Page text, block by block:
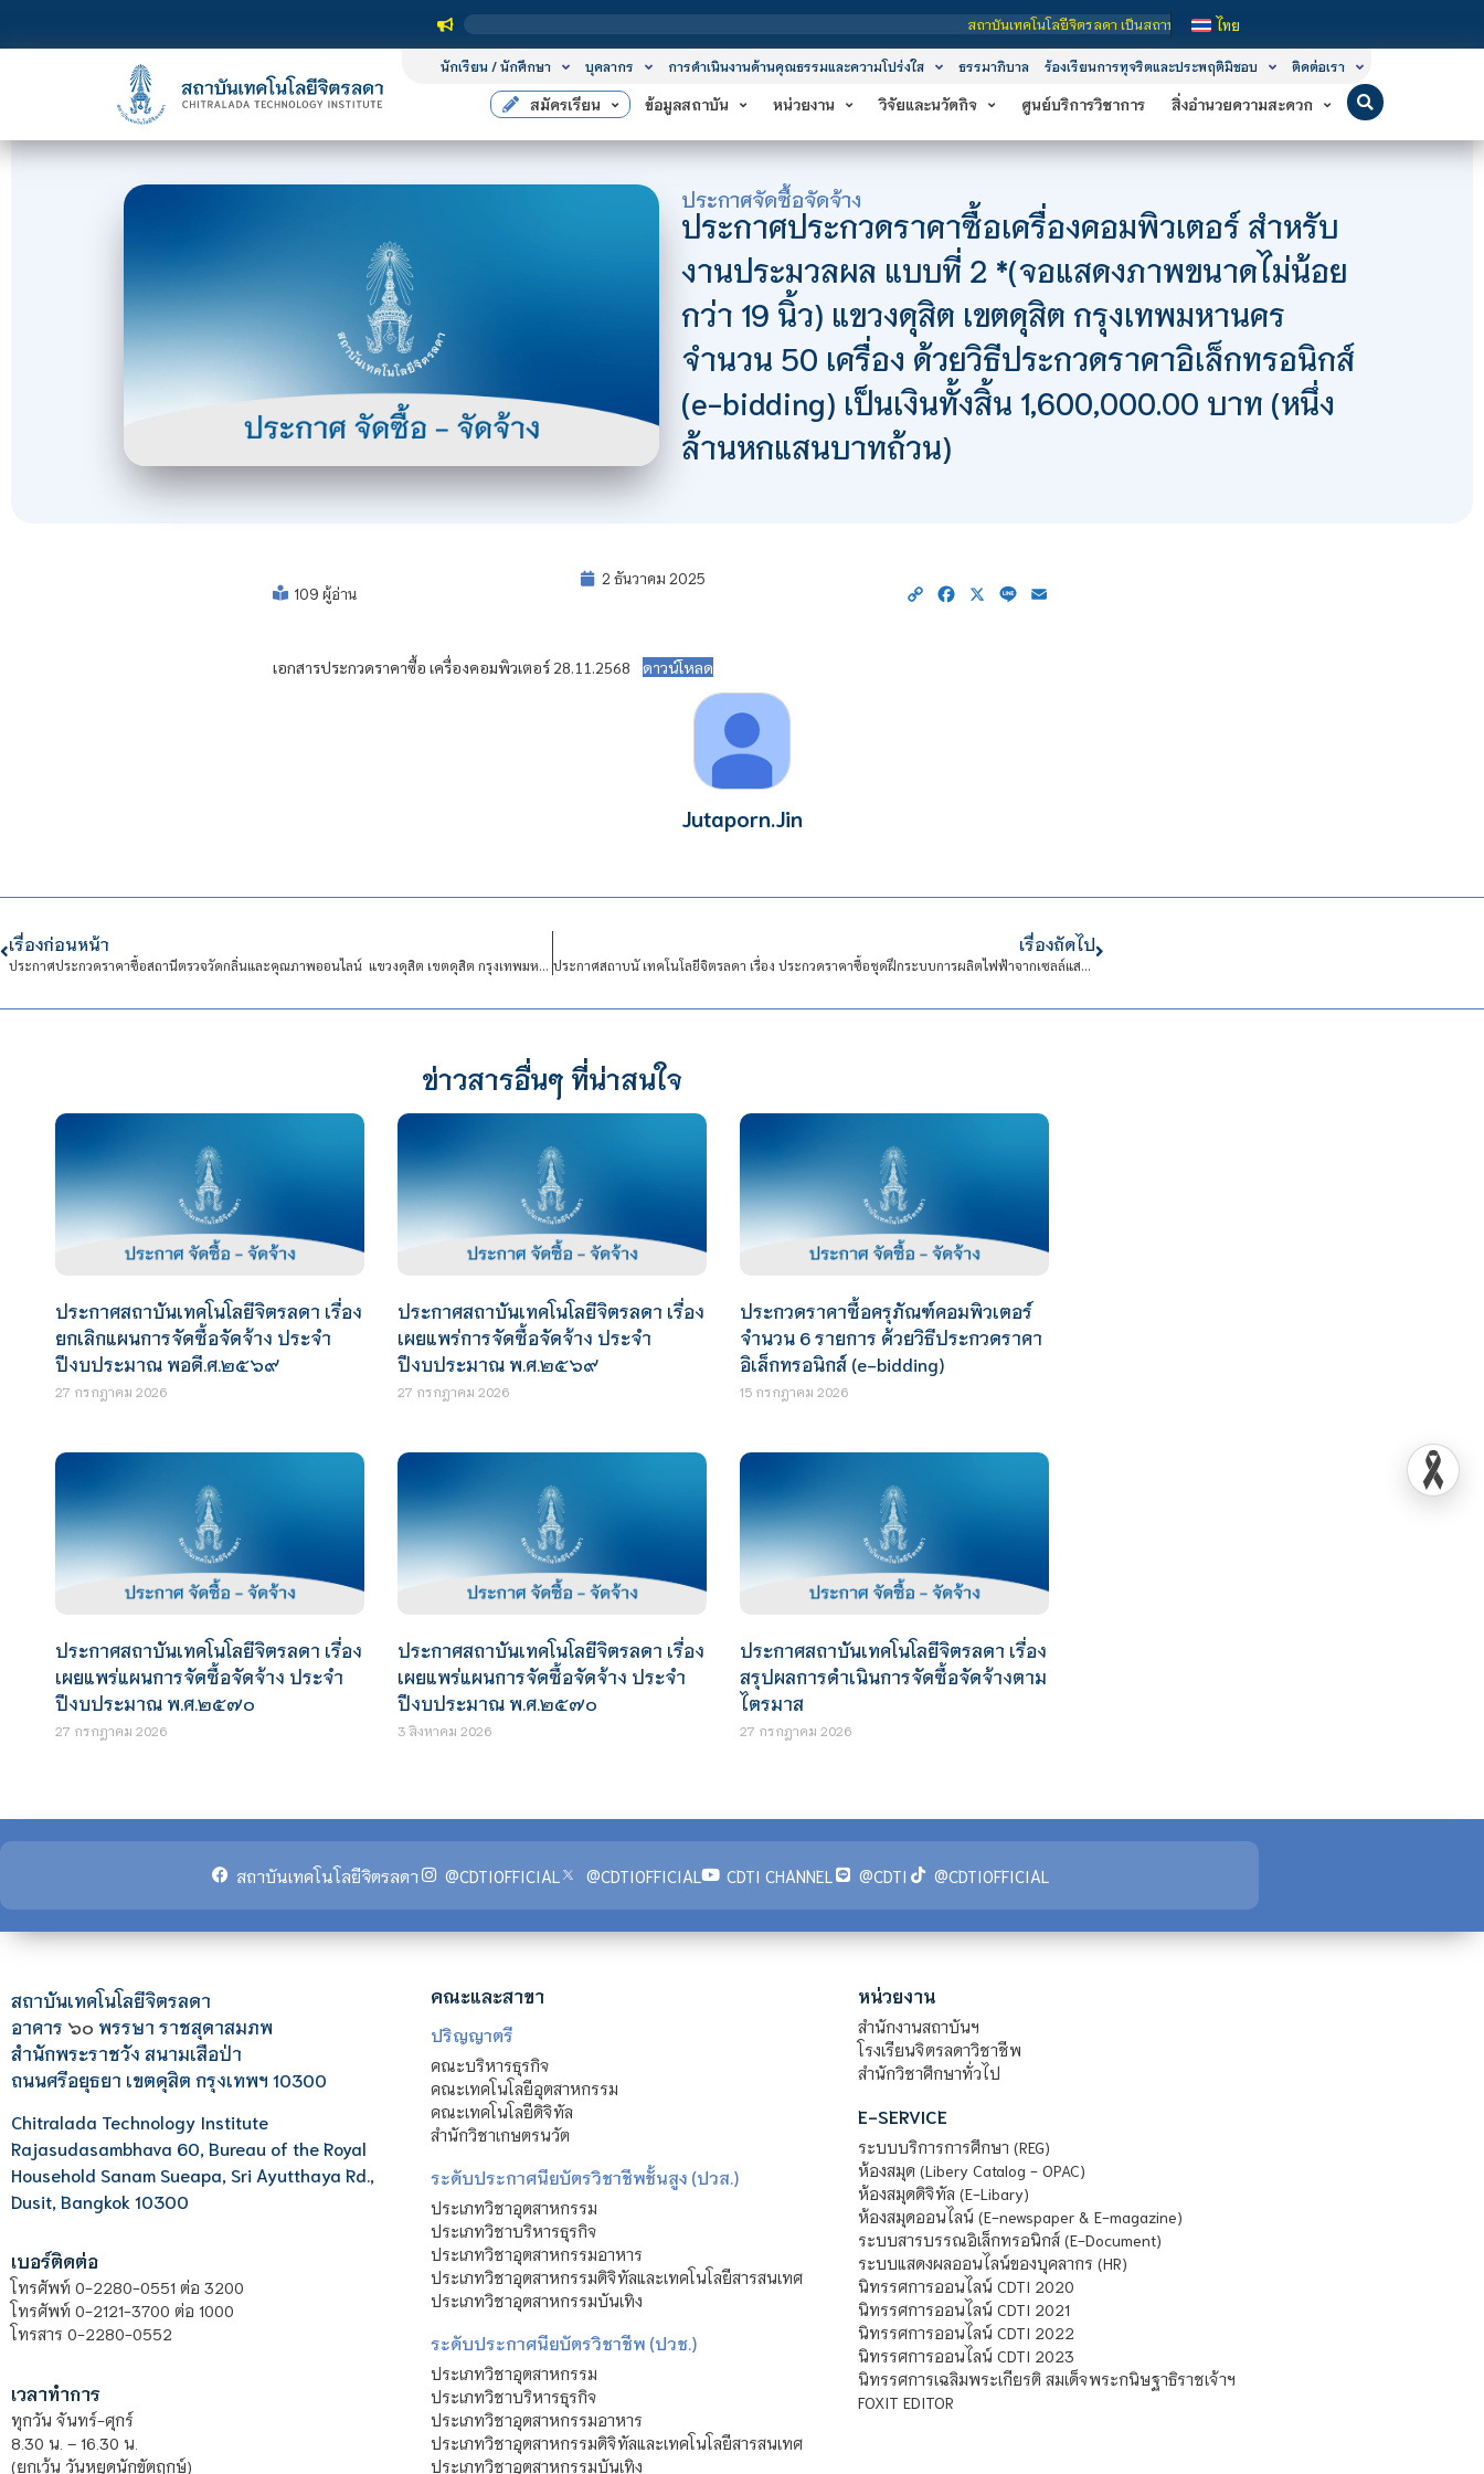
สถาบันเทคโนโลยีจิตรลดา เป็นสถาบันอุดมศึกษาในกำกับของรัฐ เปิดหลักสูตรการเรียนการสอน
ไทย
นักเรียน / นักศึกษา บุคลากร การดำเนินงานด้านคุณธรรมและความโปร่งใส ธรรมาภิบาล ร้องเรียนการทุจริตและประพฤติมิชอบ ติดต่อเรา
สมัครเรียน ข้อมูลสถาบัน หน่วยงาน วิจัยและนวัตกิจ ศูนย์บริการวิชาการ สิ่งอำนวยความสะดวก
ประกาศจัดซื้อจัดจ้าง
ประกาศประกวดราคาซื้อเครื่องคอมพิวเตอร์ สำหรับ
งานประมวลผล แบบที่ 2 *(จอแสดงภาพขนาดไม่น้อย
กว่า 19 นิ้ว) แขวงดุสิต เขตดุสิต กรุงเทพมหานคร
จำนวน 50 เครื่อง ด้วยวิธีประกวดราคาอิเล็กทรอนิกส์
(e-bidding) เป็นเงินทั้งสิ้น 1,600,000.00 บาท (หนึ่ง
ล้านหกแสนบาทถ้วน)
109 ผู้อ่าน
2 ธันวาคม 2025
Copy Facebook
X Line
เอกสารประกวดราคาซื้อ เครื่องคอมพิวเตอร์ 28.11.2568 ดาวน์โหลด
Jutaporn.Jin
เรื่องก่อนหน้า
ประกาศประกวดราคาซื้อสถานีตรวจวัดกลิ่นและคุณภาพออนไลน์ แขวงดุสิต เขตดุสิต กรุงเทพมหานคร จำนวน 1 ชุด วงเงินทั้งสิ้น 574,800.00 บาท (ห้าแสนเจ็ดหมื่นสี่พันแปดร้อยบาทถ้วน)
เรื่องถัดไป
ประกาศสถาบนั เทคโนโลยีจิตรลดา เรื่อง ประกวดราคาซื้อชุดฝึกระบบการผลิตไฟฟ้าจากเซลล์แสงอาทิตย์ และระบบกักเก็บพลังงาน พร้อมระบบตรวจวัดสภาพแวดล้อมแขวงดุสิต เขตดุสิต กรุงเทพมหานคร จำนวน ๑ ชุดด้วยวิธีประกวดราคาอิเล็กทรอนิกส์ (e-bidding)
ข่าวสารอื่นๆ ที่น่าสนใจ
ประกาศสถาบันเทคโนโลยีจิตรลดา เรื่อง
ยกเลิกแผนการจัดซื้อจัดจ้าง ประจำ
ปีงบประมาณ พอดี.ศ.๒๕๖๙
27 กรกฎาคม 2026
ประกาศสถาบันเทคโนโลยีจิตรลดา เรื่อง
เผยแพร่การจัดซื้อจัดจ้าง ประจำ
ปีงบประมาณ พ.ศ.๒๕๖๙
27 กรกฎาคม 2026
ประกวดราคาซื้อครุภัณฑ์คอมพิวเตอร์
จำนวน 6 รายการ ด้วยวิธีประกวดราคา
อิเล็กทรอนิกส์ (e-bidding)
15 กรกฎาคม 2026
ประกาศสถาบันเทคโนโลยีจิตรลดา เรื่อง
เผยแพร่แผนการจัดซื้อจัดจ้าง ประจำ
ปีงบประมาณ พ.ศ.๒๕๗๐
27 กรกฎาคม 2026
ประกาศสถาบันเทคโนโลยีจิตรลดา เรื่อง
เผยแพร่แผนการจัดซื้อจัดจ้าง ประจำ
ปีงบประมาณ พ.ศ.๒๕๗๐
3 สิงหาคม 2026
ประกาศสถาบันเทคโนโลยีจิตรลดา เรื่อง
สรุปผลการดำเนินการจัดซื้อจัดจ้างตาม
ไตรมาส
27 กรกฎาคม 2026
สถาบันเทคโนโลยีจิตรลดา @CDTIOFFICIAL @CDTIOFFICIAL CDTI CHANNEL @CDTI @CDTIOFFICIAL
สถาบันเทคโนโลยีจิตรลดา
อาคาร ๖๐ พรรษา ราชสุดาสมภพ
สำนักพระราชวัง สนามเสือป่า
ถนนศรีอยุธยา เขตดุสิต กรุงเทพฯ 10300
Chitralada Technology Institute
Rajasudasambhava 60, Bureau of the Royal
Household Sanam Sueapa, Sri Ayutthaya Rd.,
Dusit, Bangkok 10300
เบอร์ติดต่อ
โทรศัพท์ 0-2280-0551 ต่อ 3200
โทรศัพท์ 0-2121-3700 ต่อ 1000
โทรสาร 0-2280-0552
เวลาทำการ
ทุกวัน จันทร์-ศุกร์
8.30 น. – 16.30 น.
(ยกเว้น วันหยุดนักขัตฤกษ์)
คณะและสาขา
ปริญญาตรี
คณะบริหารธุรกิจ
คณะเทคโนโลยีอุตสาหกรรม
คณะเทคโนโลยีดิจิทัล
สำนักวิชาเกษตรนวัต
ระดับประกาศนียบัตรวิชาชีพชั้นสูง (ปวส.)
ประเภทวิชาอุตสาหกรรม
ประเภทวิชาบริหารธุรกิจ
ประเภทวิชาอุตสาหกรรมอาหาร
ประเภทวิชาอุตสาหกรรมดิจิทัลและเทคโนโลยีสารสนเทศ
ประเภทวิชาอุตสาหกรรมบันเทิง
ระดับประกาศนียบัตรวิชาชีพ (ปวช.)
ประเภทวิชาอุตสาหกรรม
ประเภทวิชาบริหารธุรกิจ
ประเภทวิชาอุตสาหกรรมอาหาร
ประเภทวิชาอุตสาหกรรมดิจิทัลและเทคโนโลยีสารสนเทศ
ประเภทวิชาอุตสาหกรรมบันเทิง
หน่วยงาน
สำนักงานสถาบันฯ
โรงเรียนจิตรลดาวิชาชีพ
สำนักวิชาศึกษาทั่วไป
E-SERVICE
ระบบบริการการศึกษา (REG)
ห้องสมุด (Libery Catalog - OPAC)
ห้องสมุดดิจิทัล (E-Libary)
ห้องสมุดออนไลน์ (E-newspaper & E-magazine)
ระบบสารบรรณอิเล็กทรอนิกส์ (E-Document)
ระบบแสดงผลออนไลน์ของบุคลากร (HR)
นิทรรศการออนไลน์ CDTI 2020
นิทรรศการออนไลน์ CDTI 2021
นิทรรศการออนไลน์ CDTI 2022
นิทรรศการออนไลน์ CDTI 2023
นิทรรศการเฉลิมพระเกียรติ สมเด็จพระกนิษฐาธิราชเจ้าฯ
FOXIT EDITOR